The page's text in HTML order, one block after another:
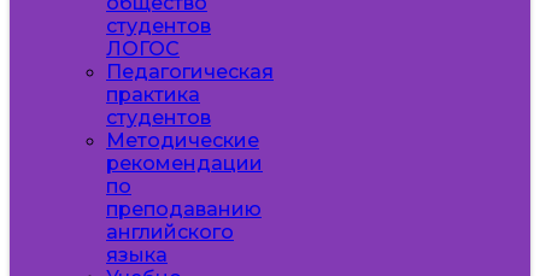
студентов
ЛОГОС
Педагогическая
практика
студентов
Методические
рекомендации
по
преподаванию
английского
языка